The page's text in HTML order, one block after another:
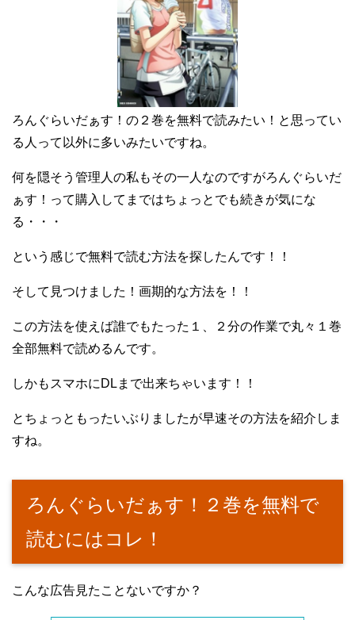
ろんぐらいだぁす！の２巻を無料で読みたい！と思ってい
る人って以外に多いみたいですね。
何を隠そう管理人の私もその一人なのですがろんぐらいだ
ぁす！って購入してまではちょっとでも続きが気にな
る・・・
という感じで無料で読む方法を探したんです！！
そして見つけました！画期的な方法を！！
この方法を使えば誰でもたった１、２分の作業で丸々１巻
全部無料で読めるんです。
しかもスマホにDLまで出来ちゃいます！！
とちょっともったいぶりましたが早速その方法を紹介しま
すね。
ろんぐらいだぁす！２巻を無料で
読むにはコレ！
こんな広告見たことないですか？